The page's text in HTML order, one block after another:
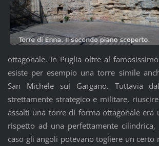
ottagonale. In Puglia oltre al
esiste per esempio una torre simile
San Michele sul Gargano. Tuttavia
strettamente strategico e militare,
assalti una torre di forma ottagonale era
rispetto ad una perfettamente
caso gli angoli potevano togliere un certo